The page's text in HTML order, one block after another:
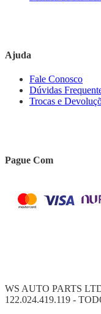
Ajuda
Fale Conosco
Dúvidas
Trocas e
Pague Com
WS AUTO PARTS
122.024.419.119 -